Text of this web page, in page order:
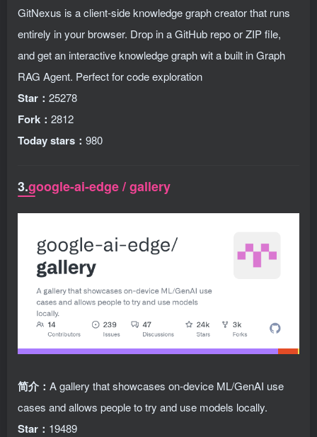
GitNexus is a client-side knowledge graph creator that runs
entirely in your browser. Drop in a GitHub repo or ZIP file,
and get an interactive knowledge graph wit a built in Graph
RAG Agent. Perfect for code exploration
Star： 25278
Fork： 2812
Today stars： 980
3.google-ai-edge / gallery
简介： A gallery that showcases on-device ML/GenAI use
cases and allows people to try and use models locally.
Star： 19489